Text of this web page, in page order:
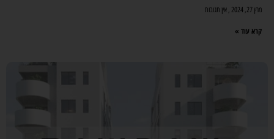
מרץ 27, 2024 אין תגובות
קרא עוד »